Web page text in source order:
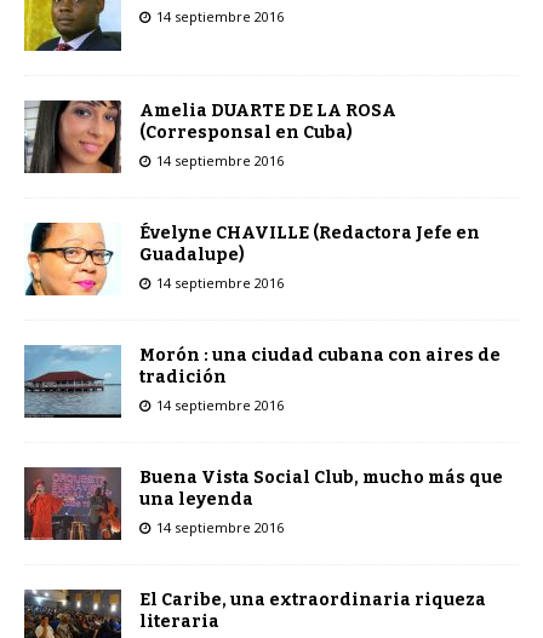
14 septiembre 2016
Amelia DUARTE DE LA ROSA
(Corresponsal en Cuba)
14 septiembre 2016
Évelyne CHAVILLE (Redactora Jefe en
Guadalupe)
14 septiembre 2016
Morón : una ciudad cubana con aires de
tradición
14 septiembre 2016
Buena Vista Social Club, mucho más que
una leyenda
14 septiembre 2016
El Caribe, una extraordinaria riqueza
literaria